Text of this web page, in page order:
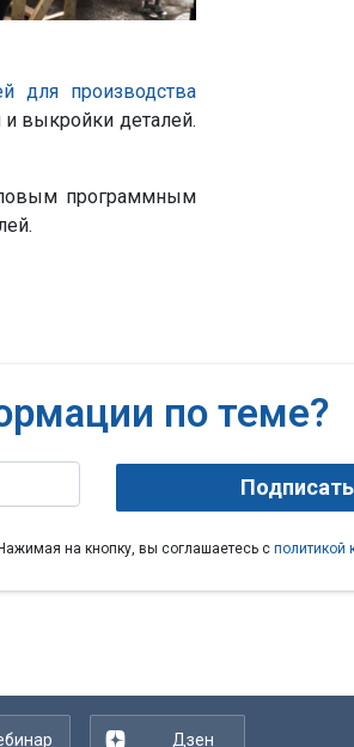
для производства
и выкройки деталей.
программным
по теме?
Нажимая на кнопку, вы соглашаетесь с политикой
Дзен